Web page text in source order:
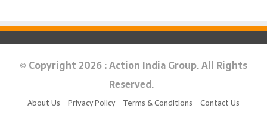
© Copyright 2026 : Action India Group. All Rights
Reserved.
About Us Privacy Policy Terms & Conditions Contact Us